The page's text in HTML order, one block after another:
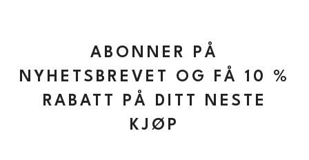
ABONNER PÅ
NYHETSBREVET OG FÅ 10 %
RABATT PÅ DITT NESTE
KJØP